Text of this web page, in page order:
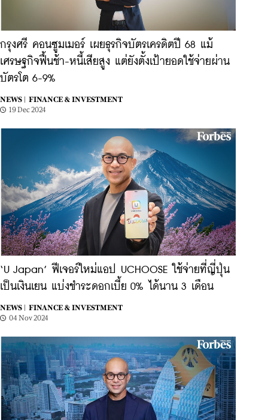
กรุงศรี คอนซูมเมอร์ เผยธุรกิจบัตรเครดิตปี 68 แม้
เศรษฐกิจฟื้นช้า-หนี้เสียสูง แต่ยังตั้งเป้ายอดใช้จ่ายผ่าน
บัตรโต 6-9%
NEWS |
FINANCE & INVESTMENT
19 Dec 2024
‘U Japan’ ฟีเจอร์ใหม่แอป UCHOOSE ใช้จ่ายที่ญี่ปุ่น
เป็นเงินเยน แบ่งชำระดอกเบี้ย 0% ได้นาน 3 เดือน
NEWS |
FINANCE & INVESTMENT
04 Nov 2024